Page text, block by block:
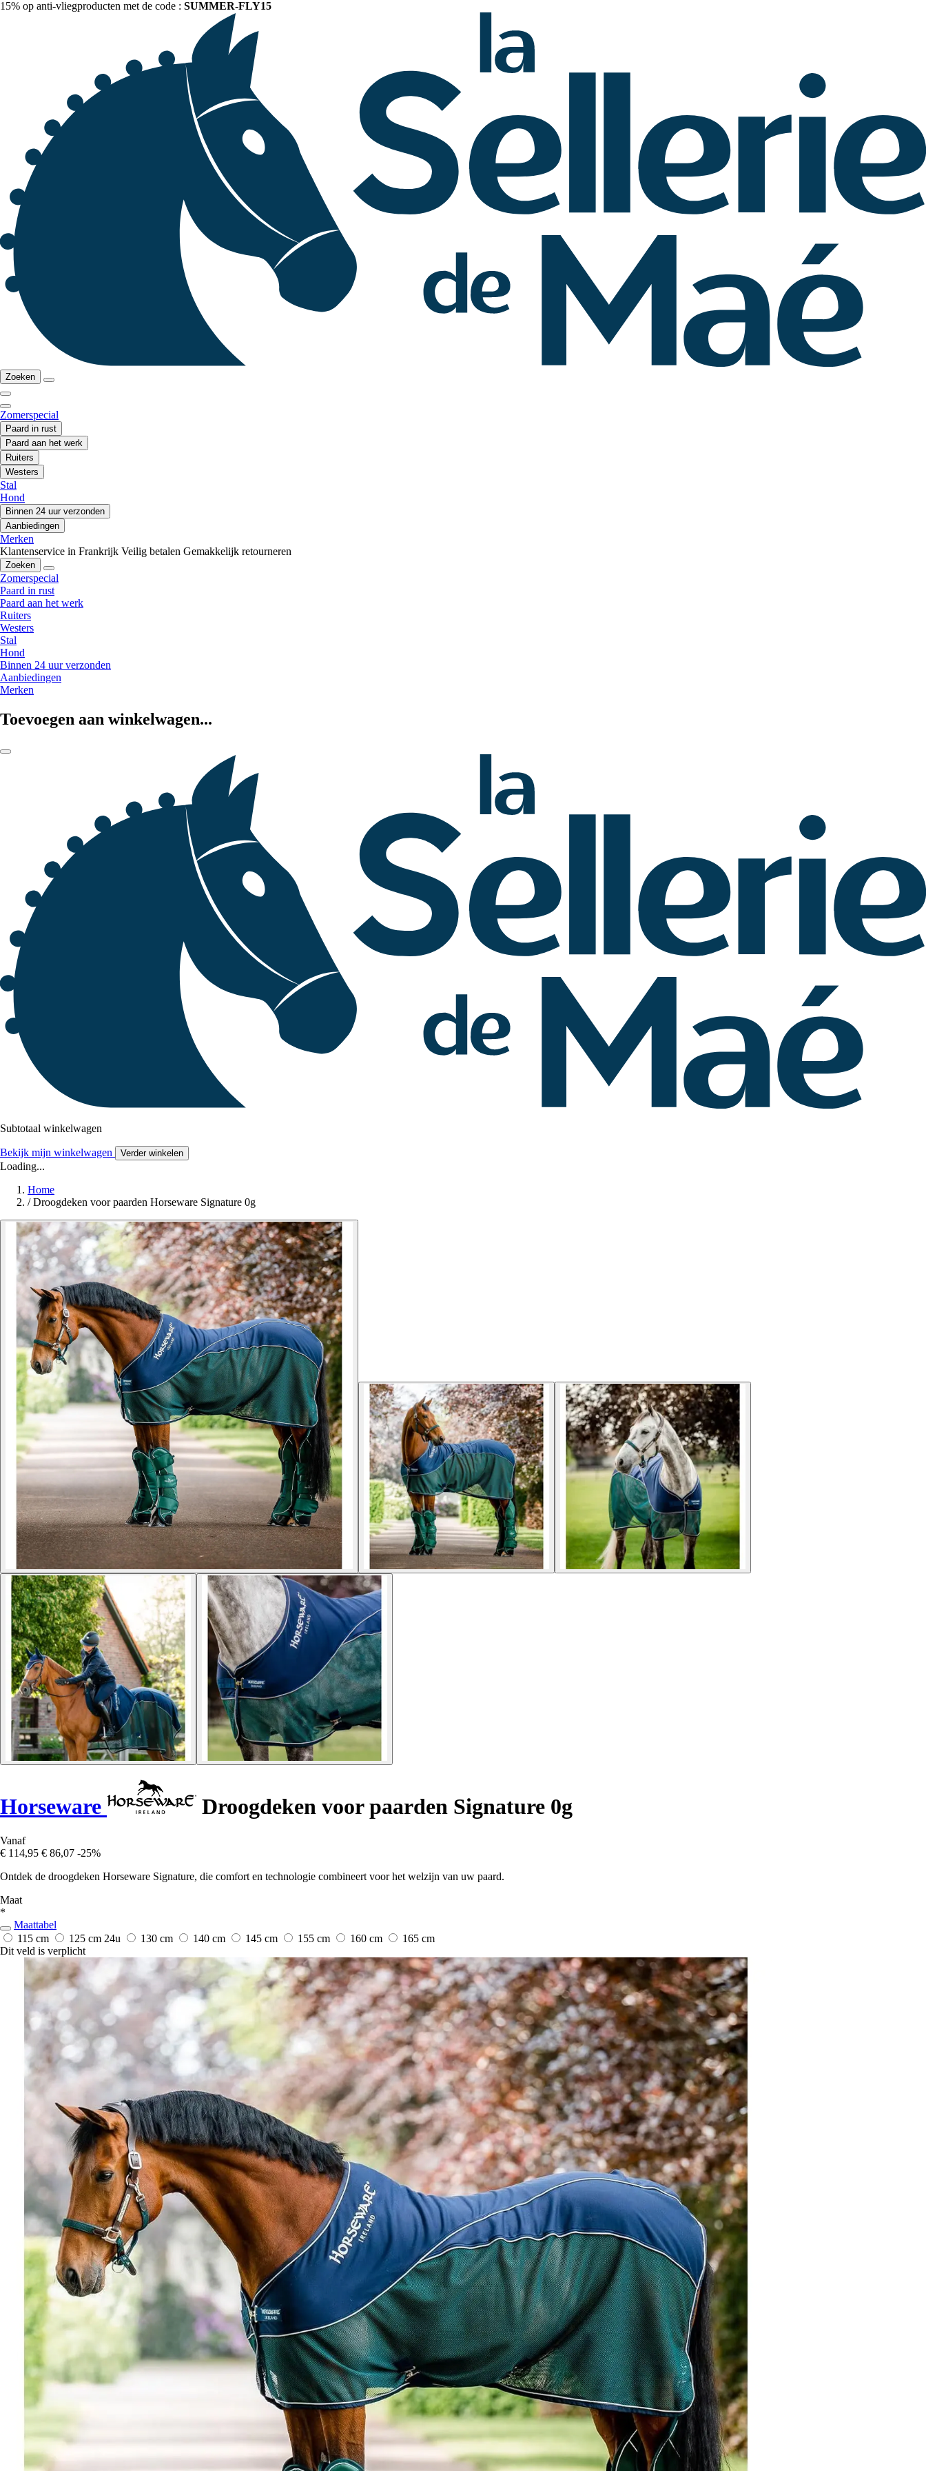
15% op anti-vliegproducten met de code : SUMMER-FLY15
Zoeken
Zomerspecial
Paard in rust
Paard aan het werk
Ruiters
Westers
Stal
Hond
Binnen 24 uur verzonden
Aanbiedingen
Merken
Klantenservice in Frankrijk Veilig betalen Gemakkelijk retourneren
Zoeken
Zomerspecial
Paard in rust
Paard aan het werk
Ruiters
Westers
Stal
Hond
Binnen 24 uur verzonden
Aanbiedingen
Merken
Toevoegen aan winkelwagen...
Subtotaal winkelwagen
Bekijk mijn winkelwagen Verder winkelen
Loading...
Home
/ Droogdeken voor paarden Horseware Signature 0g
Horseware Droogdeken voor paarden Signature 0g
Vanaf
€ 114,95 € 86,07 -25%
Ontdek de droogdeken Horseware Signature, die comfort en technologie combineert voor het welzijn van uw paard.
Maat
*
Maattabel
115 cm
125 cm 24u 130 cm 140 cm 145 cm 155 cm 160 cm
165 cm
Dit veld is verplicht